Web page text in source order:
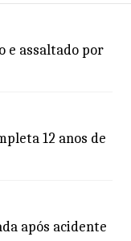
e assaltado por
12 anos de
após acidente